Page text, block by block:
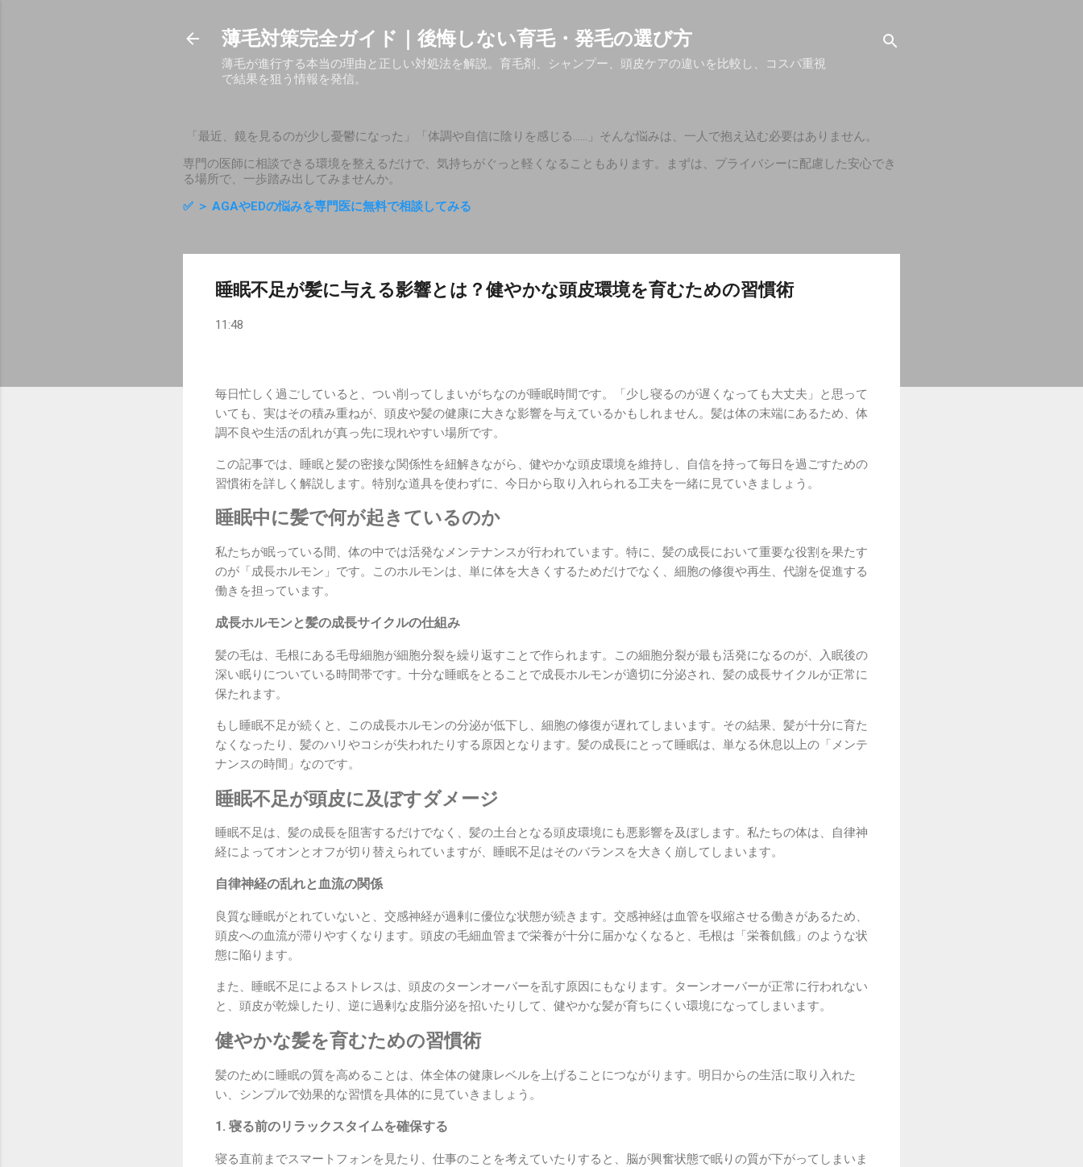
薄毛対策完全ガイド｜後悔しない育毛・発毛の選び方
薄毛が進行する本当の理由と正しい対処法を解説。育毛剤、シャンプー、頭皮ケアの違いを比較し、コスパ重視
で結果を狙う情報を発信。
「最近、鏡を見るのが少し憂鬱になった」「体調や自信に陰りを感じる……」そんな悩みは、一人で抱え込む必要はありません。
専門の医師に相談できる環境を整えるだけで、気持ちがぐっと軽くなることもあります。まずは、プライバシーに配慮した安心でき
る場所で、一歩踏み出してみませんか。
✅ ＞ AGAやEDの悩みを専門医に無料で相談してみる
睡眠不足が髪に与える影響とは？健やかな頭皮環境を育むための習慣術
11:48
毎日忙しく過ごしていると、つい削ってしまいがちなのが睡眠時間です。「少し寝るのが遅くなっても大丈夫」と思って
いても、実はその積み重ねが、頭皮や髪の健康に大きな影響を与えているかもしれません。髪は体の末端にあるため、体
調不良や生活の乱れが真っ先に現れやすい場所です。
この記事では、睡眠と髪の密接な関係性を紐解きながら、健やかな頭皮環境を維持し、自信を持って毎日を過ごすための
習慣術を詳しく解説します。特別な道具を使わずに、今日から取り入れられる工夫を一緒に見ていきましょう。
睡眠中に髪で何が起きているのか
私たちが眠っている間、体の中では活発なメンテナンスが行われています。特に、髪の成長において重要な役割を果たす
のが「成長ホルモン」です。このホルモンは、単に体を大きくするためだけでなく、細胞の修復や再生、代謝を促進する
働きを担っています。
成長ホルモンと髪の成長サイクルの仕組み
髪の毛は、毛根にある毛母細胞が細胞分裂を繰り返すことで作られます。この細胞分裂が最も活発になるのが、入眠後の
深い眠りについている時間帯です。十分な睡眠をとることで成長ホルモンが適切に分泌され、髪の成長サイクルが正常に
保たれます。
もし睡眠不足が続くと、この成長ホルモンの分泌が低下し、細胞の修復が遅れてしまいます。その結果、髪が十分に育た
なくなったり、髪のハリやコシが失われたりする原因となります。髪の成長にとって睡眠は、単なる休息以上の「メンテ
ナンスの時間」なのです。
睡眠不足が頭皮に及ぼすダメージ
睡眠不足は、髪の成長を阻害するだけでなく、髪の土台となる頭皮環境にも悪影響を及ぼします。私たちの体は、自律神
経によってオンとオフが切り替えられていますが、睡眠不足はそのバランスを大きく崩してしまいます。
自律神経の乱れと血流の関係
良質な睡眠がとれていないと、交感神経が過剰に優位な状態が続きます。交感神経は血管を収縮させる働きがあるため、
頭皮への血流が滞りやすくなります。頭皮の毛細血管まで栄養が十分に届かなくなると、毛根は「栄養飢餓」のような状
態に陥ります。
また、睡眠不足によるストレスは、頭皮のターンオーバーを乱す原因にもなります。ターンオーバーが正常に行われない
と、頭皮が乾燥したり、逆に過剰な皮脂分泌を招いたりして、健やかな髪が育ちにくい環境になってしまいます。
健やかな髪を育むための習慣術
髪のために睡眠の質を高めることは、体全体の健康レベルを上げることにつながります。明日からの生活に取り入れた
い、シンプルで効果的な習慣を具体的に見ていきましょう。
1. 寝る前のリラックスタイムを確保する
寝る直前までスマートフォンを見たり、仕事のことを考えていたりすると、脳が興奮状態で眠りの質が下がってしまいま